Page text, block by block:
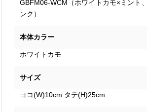
GBFM06-WCM（ホワイトカモ×ミント
ンク）
本体カラー
ホワイトカモ
サイズ
ヨコ(W)10cm タテ(H)25cm